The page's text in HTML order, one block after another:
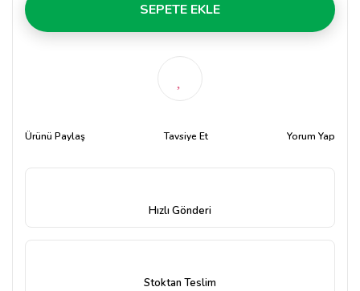
SEPETE EKLE
Ürünü Paylaş Tavsiye Et Yorum Yap
Hızlı Gönderi
Stoktan Teslim